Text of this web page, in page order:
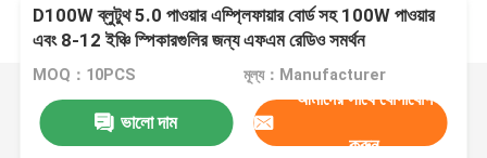
D100W ব্লুটুথ 5.0 পাওয়ার এম্প্লিফায়ার বোর্ড সহ 100W পাওয়ার
এবং 8-12 ইঞ্চি স্পিকারগুলির জন্য এফএম রেডিও সমর্থন
MOQ：10PCS মূল্য：Manufacturer
ভালো দাম
আমাদের সাথে যোগাযোগ
করুন